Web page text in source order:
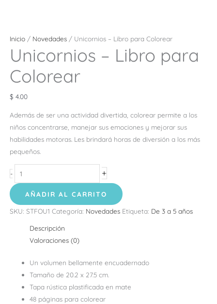
Inicio / Novedades / Unicornios – Libro para Colorear
Unicornios – Libro para
Colorear
$ 4.00
Además de ser una actividad divertida, colorear permite a los
niños concentrarse, manejar sus emociones y mejorar sus
habilidades motoras. Les brindará horas de diversión a los más
pequeños.
- +
AÑADIR AL CARRITO
SKU: STFOU1 Categoría: Novedades Etiqueta: De 3 a 5 años
Descripción
Valoraciones (0)
Un volumen bellamente encuadernado
Tamaño de 20.2 x 27.5 cm.
Tapa rústica plastificada en mate
48 páginas para colorear